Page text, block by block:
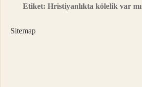
Etiket:Hristiyanlıkta kölelik var mı
Sitemap